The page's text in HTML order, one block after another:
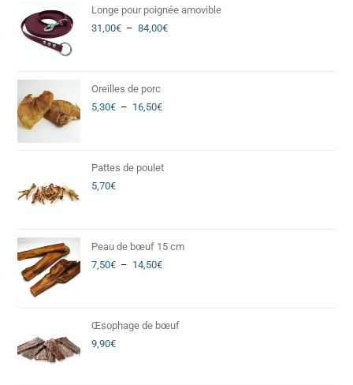
Longe pour poignée amovible
31,00€ – 84,00€
Oreilles de porc
5,30€ – 16,50€
Pattes de poulet
5,70€
Peau de bœuf 15 cm
7,50€ – 14,50€
Œsophage de bœuf
9,90€